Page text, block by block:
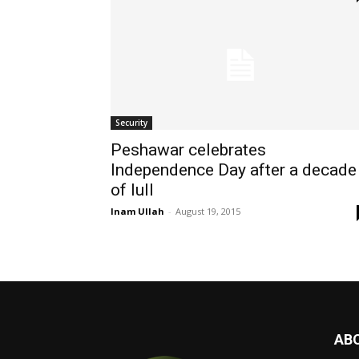
Security
Peshawar celebrates
Independence Day after a decade
of lull
Inam Ullah - August 19, 2015